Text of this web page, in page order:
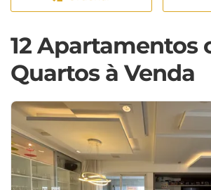
12 Apartamentos
Quartos à Venda